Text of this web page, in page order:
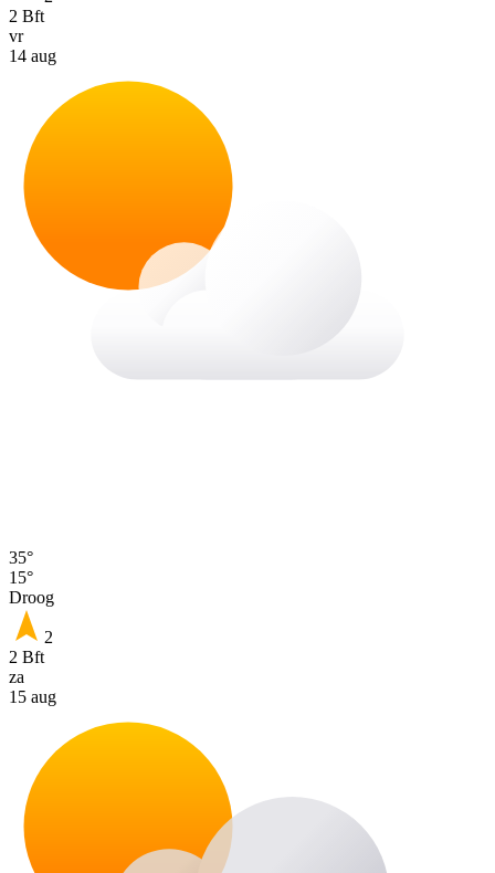
2 Bft
vr
14 aug
35°
15°
Droog
2
2 Bft
za
15 aug